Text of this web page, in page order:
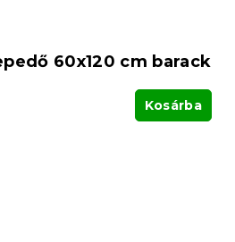
60x120 cm barack
Kosárba